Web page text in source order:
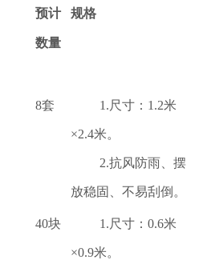
社区矫正
法律职业资
查询服务
预计
数量
规格
8套 1.尺寸：1.2米
×2.4米。
2.抗风防雨、摆
放稳固、不易刮倒。
40块 1.尺寸：0.6米
×0.9米。